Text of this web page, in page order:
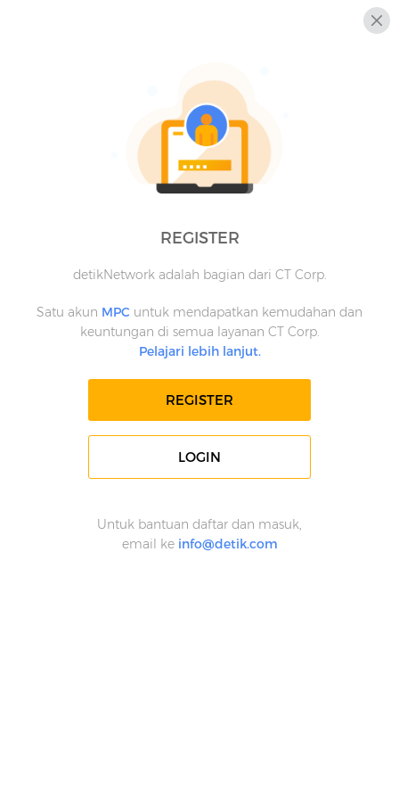
REGISTER
detikNetwork adalah bagian dari CT Corp.
Satu akun MPC untuk mendapatkan kemudahan dan
keuntungan di semua layanan CT Corp.
Pelajari lebih lanjut.
REGISTER
LOGIN
Untuk bantuan daftar dan masuk,
email ke info@detik.com